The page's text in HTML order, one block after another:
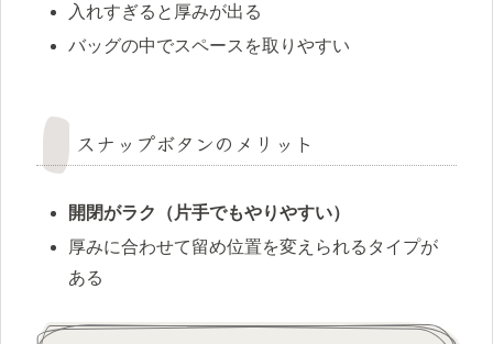
入れすぎると厚みが出る
バッグの中でスペースを取りやすい
スナップボタンのメリット
開閉がラク（片手でもやりやすい）
厚みに合わせて留め位置を変えられるタイプが
ある